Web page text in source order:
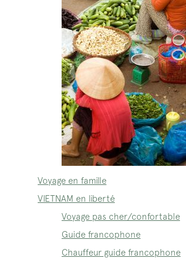
Voyage en famille
VIETNAM en liberté
Voyage pas cher/confortable
Guide francophone
Chauffeur guide francophone